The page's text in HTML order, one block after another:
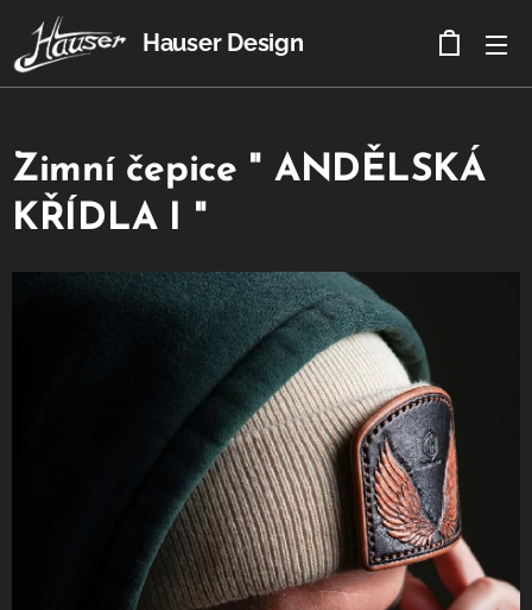
Hauser Design
Zimní čepice " ANDĚLSKÁ
KŘÍDLA I "